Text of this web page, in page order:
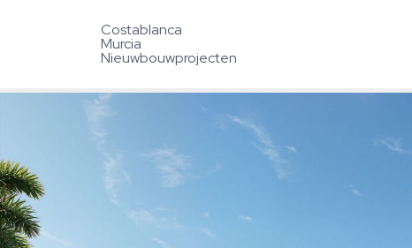
Costablanca
Murcia
Nieuwbouwprojecten